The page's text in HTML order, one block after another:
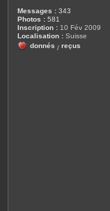
Messages : 343
Photos : 581
Inscription : 10 Fév 2009
Localisation : Suisse
donnés / reçus